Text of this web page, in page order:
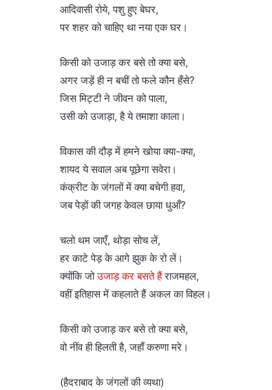
आदिवासी रोये, पशु हुए बेघर,
पर शहर को चाहिए था नया एक घर।
किसी को उजाड़ कर बसे तो क्या बसे,
अगर जड़ें ही न बचीं तो फले कौन हँसे?
जिस मिट्टी ने जीवन को पाला,
उसी को उजाड़ा, है ये तमाशा काला।
विकास की दौड़ में हमने खोया क्या-क्या,
शायद ये सवाल अब पूछेगा सवेरा।
कंक्रीट के जंगलों में क्या बचेगी हवा,
जब पेड़ों की जगह केवल छाया धुआँ?
चलो थम जाएँ, थोड़ा सोच लें,
हर काटे पेड़ के आगे झुक के रो लें।
क्योंकि जोउजाड़ कर बसते हैंराजमहल,
वहीं इतिहास में कहलाते हैं अकल का विहल।
किसी को उजाड़ कर बसे तो क्या बसे,
वो नींव ही हिलती है, जहाँ करुणा मरे।
(हैदराबाद के जंगलों की व्यथा)